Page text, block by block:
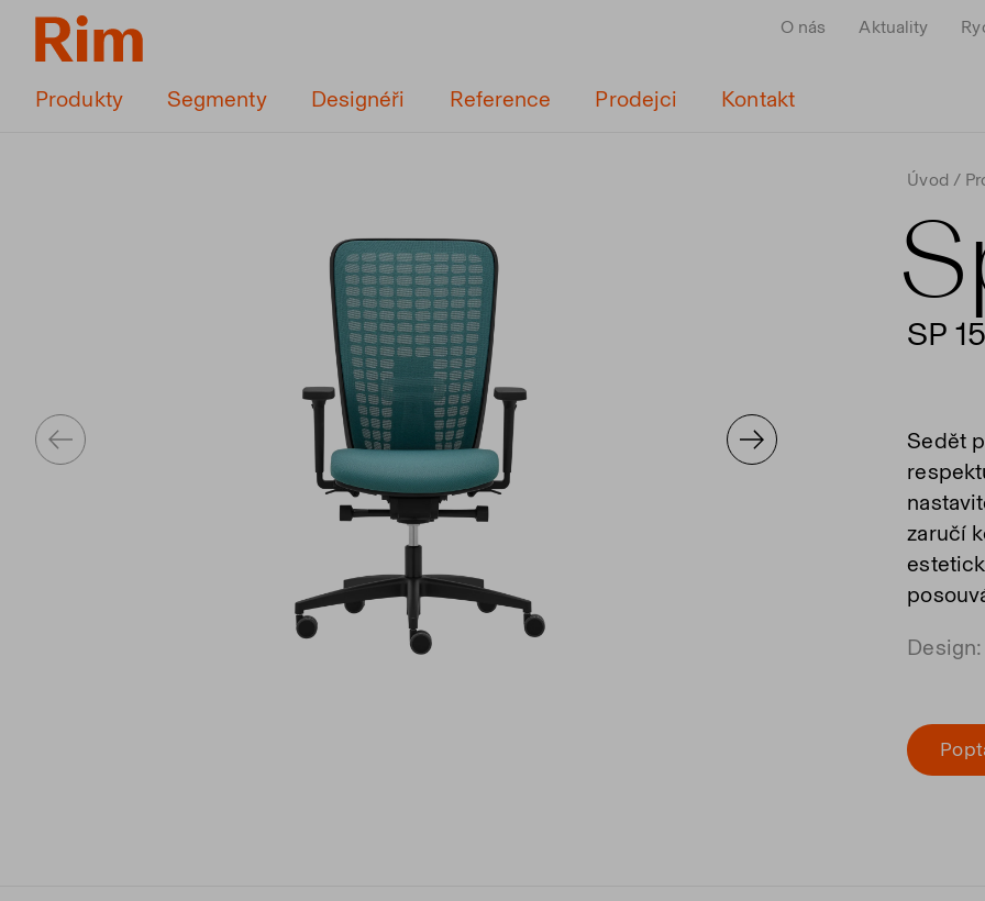
O nás Aktuality
Produkty Segmenty Designéři Reference Prodejci Kontakt
Úvod
SP
Sedět
zaručí